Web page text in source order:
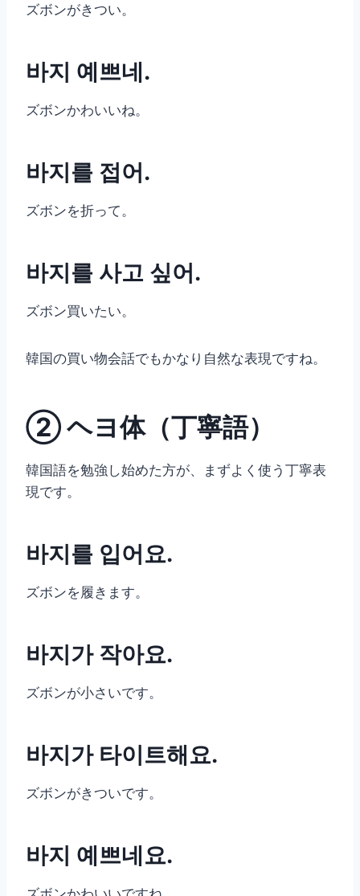
ズボンがきつい。
바지 예쁘네.
ズボンかわいいね。
바지를 접어.
ズボンを折って。
바지를 사고 싶어.
ズボン買いたい。
韓国の買い物会話でもかなり自然な表現ですね。
② ヘヨ体（丁寧語）
韓国語を勉強し始めた方が、まずよく使う丁寧表
現です。
바지를 입어요.
ズボンを履きます。
바지가 작아요.
ズボンが小さいです。
바지가 타이트해요.
ズボンがきついです。
바지 예쁘네요.